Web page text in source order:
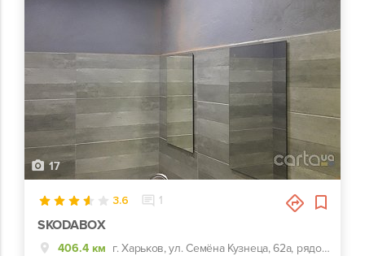
17
3.6 1
SKODABOX
406.4 км
г. Харьков, ул. Семёна Кузнеца, 62а, рядом Воробьевы горы на Полях и Барс